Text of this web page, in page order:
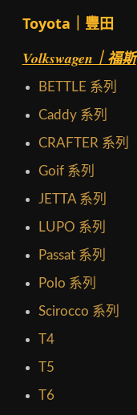
Toyota｜豐田
Volkswagen｜福斯
BETTLE 系列
Caddy 系列
CRAFTER 系列
Goif 系列
JETTA 系列
LUPO 系列
Passat 系列
Polo 系列
Scirocco 系列
T4
T5
T6